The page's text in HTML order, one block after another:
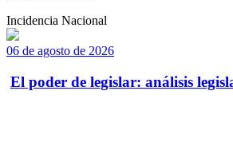
Incidencia Nacional
06 de agosto de 2026
El poder de legislar: análisis